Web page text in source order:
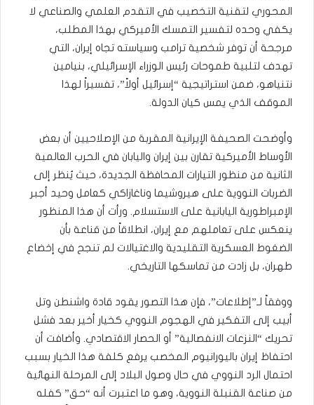
المحوري لتقنية التخصيب في التقدم العلمي والصناعي لا
يكفي وحده لتفسير التمسك الأميركي بهذا المطلب،
مرجحة أن توفر شخصية ترامب وسياسته تجاه إيران، التي
تهدف لتلبية طموحات رئيس الوزراء الإسرائيلي، بنيامين
نتنياهو، ضمن استراتيجية “إسرائيل أولاً”، تفسيراً لهذا
الموقف الذي يمس كيان الدولة.
وأوضحت الصحيفة الإيرانية المقربة من الإصلاحيين أن بعض
الأوساط الأميركية تقارن بين إيران واليابان في الحرب العالمية
الثانية من منظور التيارات المحافظة الجديدة، حيث يُنظر إلى
الضربات النووية على هيروشيما وناغازاكي كعامل وحيد أجبر
الإمبراطورية اليابانية على الاستسلام. ورأت أن هذا المنظور
ينعكس على تعاملهم مع إيران، انطلاقاً من قناعة بأن
الضغوط العسكرية التقليدية والاغتيالات لم تنجح في إخضاع
طهران، بل زادت من تماسكها التاريخي.
ووفقاً لـ”إطلاعات”، فإن هذا التصور يقود قادة واشنطن وتل
أبيب إلى التفكير في الهجوم النووي كخيار أخير بعد فشل
تحريك “النزعات الانفصالية” أو الحصار الاقتصادي. وأضافت أن
احتفاظ إيران باليورانيوم المخصب يرفع كلفة هذا الخيار بسبب
احتمال الرد النووي في حال وصول البلاد إلى المرحلة النهائية
من صناعة القنبلة النووية، وهو ما اعتبرت أنه “حق” كفله